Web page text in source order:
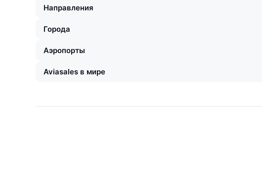
Направления
Города
Аэропорты
Aviasales в мире